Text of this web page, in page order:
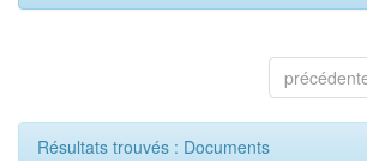
Résultats trouvés : Documents